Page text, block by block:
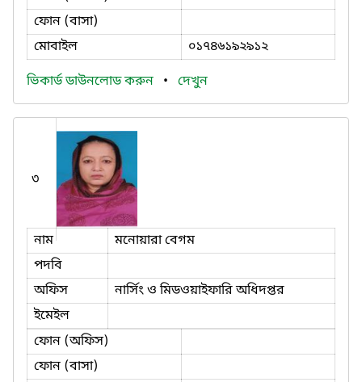
ফোন (বাসা)
মোবাইল
০১৭৪৬১৯২৯১২
ভিকার্ড ডাউনলোড করুন • দেখুন
৩
নাম
মনোয়ারা বেগম
পদবি
অফিস
নার্সিং ও মিডওয়াইফারি অধিদপ্তর
ইমেইল
ফোন (অফিস)
ফোন (বাসা)